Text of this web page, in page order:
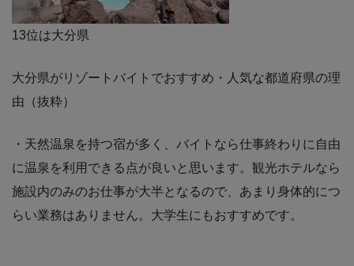
13位は大分県
大分県がリゾートバイトでおすすめ・人気な都道府県の理
由（抜粋）
・天然温泉を持つ宿が多く、バイトなら仕事終わりに自由
に温泉を利用できる点が良いと思います。観光ホテルなら
施設内のみのお仕事が大半となるので、あまり身体的につ
らい業務はありません。大学生にもおすすめです。